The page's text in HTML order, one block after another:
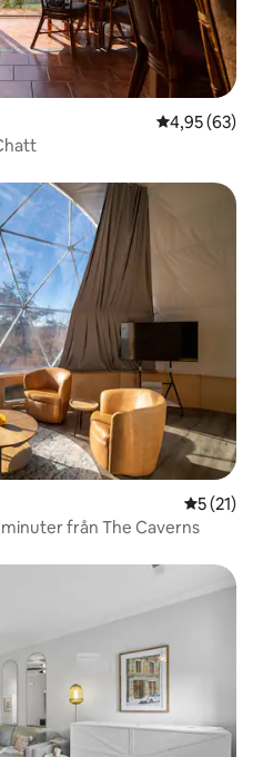
4,95 av 5 i
4,95 (63)
5 av 5 i
5 (21)
från The Caverns